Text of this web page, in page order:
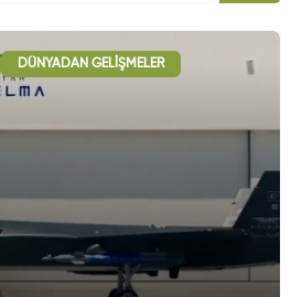
DÜNYADAN GELIŞMELER